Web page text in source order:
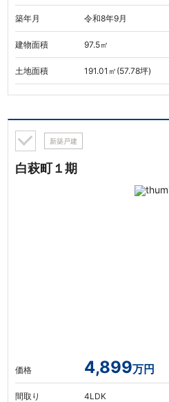
築年月 令和8年9月
建物面積 97.5㎡
土地面積 191.01㎡(57.78坪)
新築戸建
白萩町１期
価格 4,899万円
間取り 4LDK